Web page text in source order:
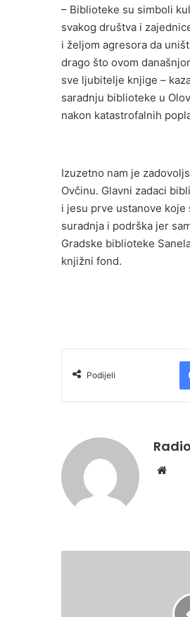
– Biblioteke su simboli
svakog društva i
i željom agresora da
drago što ovom
sve ljubitelje knjige –
saradnju biblioteke u
nakon katastrofalnih
Izuzetno nam je
Ovčinu. Glavni zadaci
i jesu prve ustanove koje
suradnja i podrška jer
Gradske biblioteke
knjižni fond.
Podijeli